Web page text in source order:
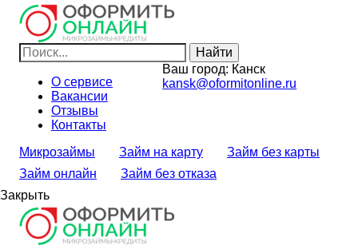
О сервисе
Вакансии
Отзывы
Контакты
Ваш город: Канск
kansk@oformitonline.ru
Микрозаймы Займ на карту
Займ без карты
Займ онлайн
Займ без отказа
Закрыть